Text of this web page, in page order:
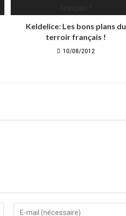
Keldelice: Les bons plans du
terroir français !
10/08/2012
Enter